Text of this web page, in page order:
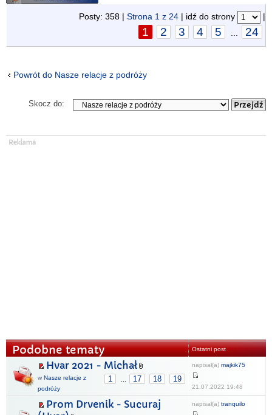
Posty: 358 | Strona 1 z 24 | idź do strony |
1 2 3 4 5 24
Powrót do Nasze relacje z podróży
Skocz do:
Podobne tematy Ostatni post
Hvar 2021 - Michał
1 17 18 19
w Nasze relacje z
podróży
napisał(a) majkik75
21.07.2022 19:48
Prom Drvenik - Sucuraj
napisał(a) tranquilo